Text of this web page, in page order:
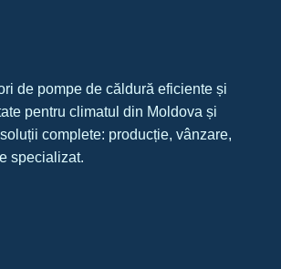
de pompe de căldură eficiente și
pentru climatul din Moldova și
complete: producție, vânzare,
specializat.